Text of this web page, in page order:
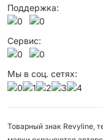
Поддержка:
Сервис:
Мы в соц. сетях:
Товарный знак Revyline,